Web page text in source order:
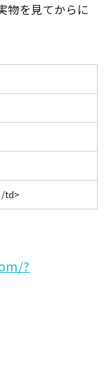
物を見てからに
/td>
?